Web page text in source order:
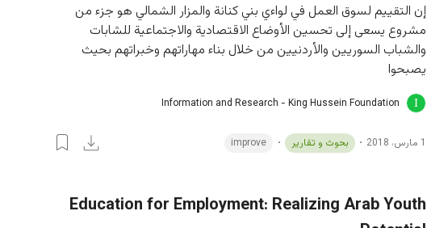
إن التقييم لسوق العمل في لواءي بني كنانة والمزار الشمالي هو جزء من
مشروع يسعى إلى تحسين الأوضاع الاقتصادية والاجتماعية للشابات
والشباب السوريين والأردنيين من خلال بناء مهاراتهم وخبراتهم بحيث
يصبحوا
Information and Research - King Hussein Foundation
1 مارس، 2018 بحوث و تقارير improve
Education for Employment: Realizing Arab Youth